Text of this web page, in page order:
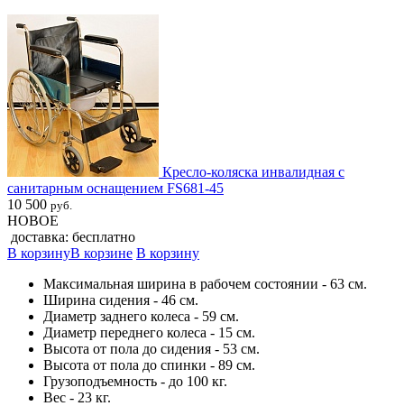
Кресло-коляска инвалидная с
санитарным оснащением FS681-45
10 500 руб.
НОВОЕ
доставка: бесплатно
В корзинуВ корзине В корзину
Максимальная ширина в рабочем состоянии - 63 см.
Ширина сидения - 46 см.
Диаметр заднего колеса - 59 см.
Диаметр переднего колеса - 15 см.
Высота от пола до сидения - 53 см.
Высота от пола до спинки - 89 см.
Грузоподъемность - до 100 кг.
Вес - 23 кг.